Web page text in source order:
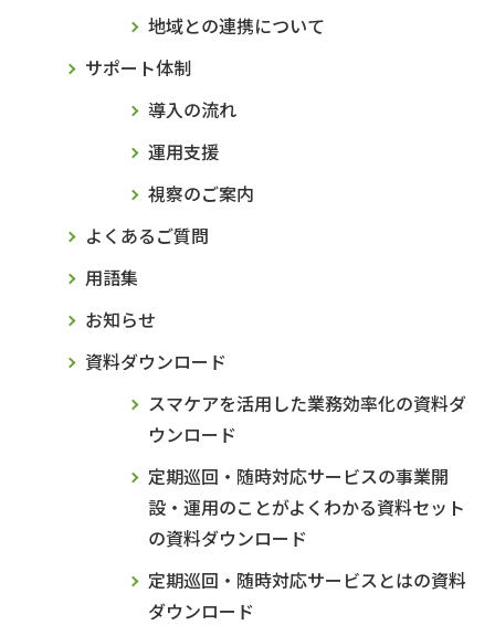
地域との連携について
サポート体制
導入の流れ
運用支援
視察のご案内
よくあるご質問
用語集
お知らせ
資料ダウンロード
スマケアを活用した業務効率化の資料ダ
ウンロード
定期巡回・随時対応サービスの事業開
設・運用のことがよくわかる資料セット
の資料ダウンロード
定期巡回・随時対応サービスとはの資料
ダウンロード